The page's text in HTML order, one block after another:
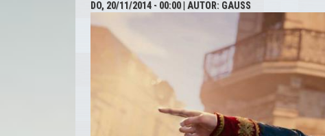
DO, 20/11/2014 - 00:00| AUTOR: GAUSS